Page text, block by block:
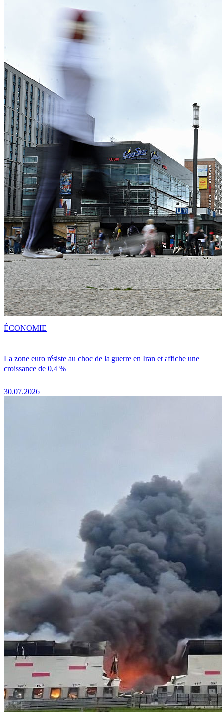
La zone euro résiste au choc de la guerre en Iran et affiche une
croissance de 0,4 %
30.07.2026
ÉCONOMIE